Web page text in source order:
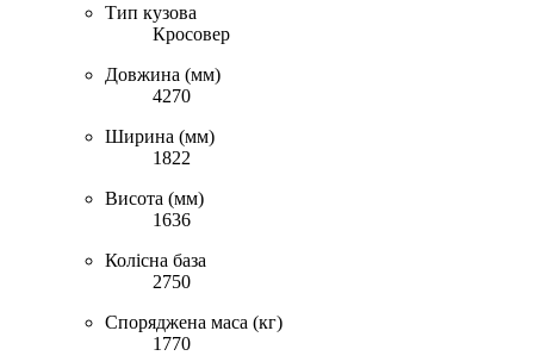
Тип кузова
Кросовер
Довжина (мм)
4270
Ширина (мм)
1822
Висота (мм)
1636
Колісна база
2750
Споряджена маса (кг)
1770